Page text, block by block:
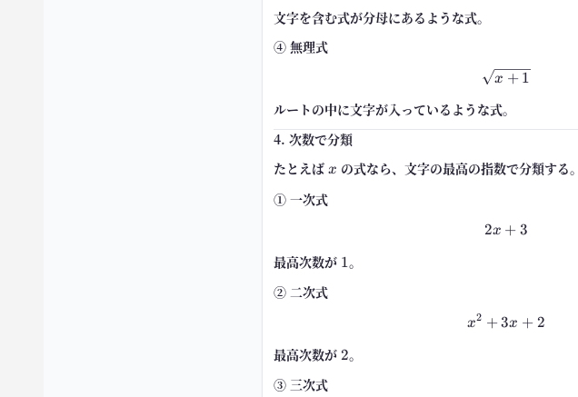
文字を含む式が分母にあるような式。
④ 無理式
\sqrt{x+1}
x + 1
ルートの中に文字が入っているような式。
4. 次数で分類
たとえば x
x の式なら、文字の最高の指数で分類する。
① 一次式
2x+3
2x + 3
最高次数が 1
1。
② 二次式
x^2+3x+2
x2 +3x + 2
最高次数が 2
2。
③ 三次式